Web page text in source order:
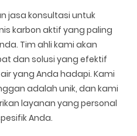
jasa konsultasi untuk
karbon aktif yang paling
Tim ahli kami akan
dan solusi yang efektif
yang Anda hadapi. Kami
adalah unik, dan kami
layanan yang personal
Anda.